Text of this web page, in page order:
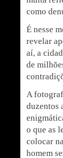
como
É nesse
revelar
aí, a
de
A
duzentos
o que as
colocar
homem